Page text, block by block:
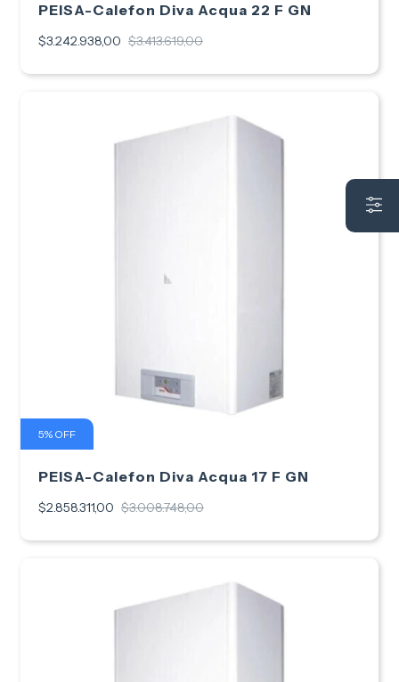
PEISA-Calefon Diva Acqua 22 F GN
$3.242.938,00 $3.413.619,00
5% OFF
PEISA-Calefon Diva Acqua 17 F GN
$2.858.311,00 $3.008.748,00